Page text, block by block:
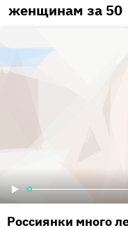
женщинам за 50
Россиянки много